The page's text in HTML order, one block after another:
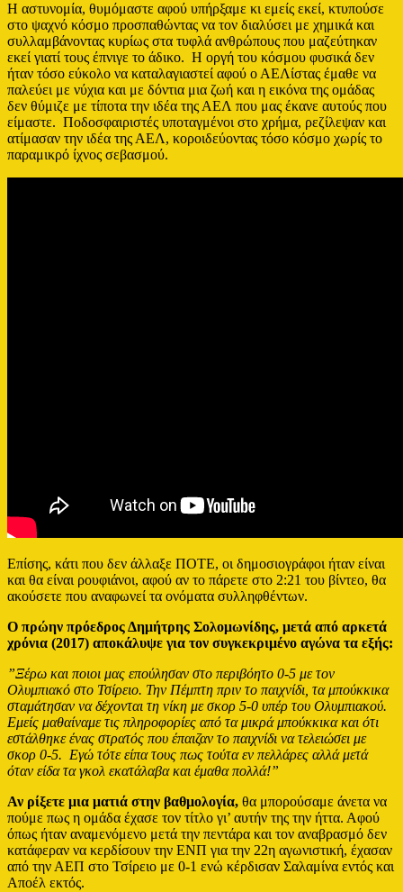
Η αστυνομία, θυμόμαστε αφού υπήρξαμε κι εμείς εκεί, κτυπούσε
στο ψαχνό κόσμο προσπαθώντας να τον διαλύσει με χημικά και
συλλαμβάνοντας κυρίως στα τυφλά ανθρώπους που μαζεύτηκαν
εκεί γιατί τους έπνιγε το άδικο. Η οργή του κόσμου φυσικά δεν
ήταν τόσο εύκολο να καταλαγιαστεί αφού ο ΑΕΛίστας έμαθε να
παλεύει με νύχια και με δόντια μια ζωή και η εικόνα της ομάδας
δεν θύμιζε με τίποτα την ιδέα της ΑΕΛ που μας έκανε αυτούς που
είμαστε. Ποδοσφαιριστές υποταγμένοι στο χρήμα, ρεζίλεψαν και
ατίμασαν την ιδέα της ΑΕΛ, κοροιδεύοντας τόσο κόσμο χωρίς το
παραμικρό ίχνος σεβασμού.
Επίσης, κάτι που δεν άλλαξε ΠΟΤΕ, οι δημοσιογράφοι ήταν είναι
και θα είναι ρουφιάνοι, αφού αν το πάρετε στο 2:21 του βίντεο, θα
ακούσετε που αναφωνεί τα ονόματα συλληφθέντων.
Ο πρώην πρόεδρος Δημήτρης Σολομωνίδης, μετά από αρκετά
χρόνια (2017) αποκάλυψε για τον συγκεκριμένο αγώνα τα εξής:
”Ξέρω και ποιοι μας επούλησαν στο περιβόητο 0-5 με τον
Ολυμπιακό στο Τσίρειο. Την Πέμπτη πριν το παιχνίδι, τα μπούκκικα
σταμάτησαν να δέχονται τη νίκη με σκορ 5-0 υπέρ του Ολυμπιακού.
Εμείς μαθαίναμε τις πληροφορίες από τα μικρά μπούκκικα και ότι
εστάλθηκε ένας στρατός που έπαιζαν το παιχνίδι να τελειώσει με
σκορ 0-5. Εγώ τότε είπα τους πως τούτα εν πελλάρες αλλά μετά
όταν είδα τα γκολ εκατάλαβα και έμαθα πολλά!”
Αν ρίξετε μια ματιά στην βαθμολογία, θα μπορούσαμε άνετα να
πούμε πως η ομάδα έχασε τον τίτλο γι’ αυτήν της την ήττα. Αφού
όπως ήταν αναμενόμενο μετά την πεντάρα και τον αναβρασμό δεν
κατάφεραν να κερδίσουν την ΕΝΠ για την 22η αγωνιστική, έχασαν
από την ΑΕΠ στο Τσίρειο με 0-1 ενώ κέρδισαν Σαλαμίνα εντός και
Αποέλ εκτός.